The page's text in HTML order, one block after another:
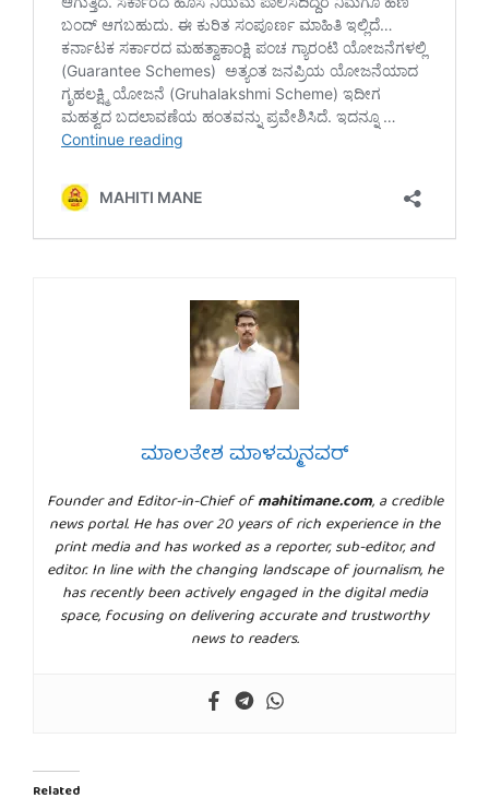
ಮಾಲತೇಶ ಮಾಳಮ್ಮನವರ್
Founder and Editor-in-Chief ofmahitimane.com, a credible
news portal. He has over 20 years of rich experience in the
print media and has worked as a reporter, sub-editor, and
editor. In line with the changing landscape of journalism, he
has recently been actively engaged in the digital media
space, focusing on delivering accurate and trustworthy
news to readers.
Related